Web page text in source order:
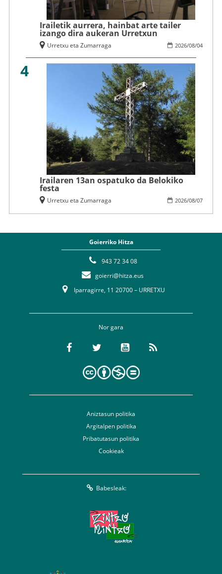
Irailetik aurrera, hainbat arte tailer
izango dira aukeran Urretxun
2026/08/04
Urretxu eta Zumarraga
4
Irailaren 13an ospatuko da Belokiko
festa
2026/08/07
Urretxu eta Zumarraga
Goierriko Hitza
943 72 34 08
goierri@hitza.eus
Iparragirre, 11 20700 – URRETXU
Nor gara
Aniztasun politika
Argitalpen politika
Pribatutasun politika
Cookieak
Babesleak: